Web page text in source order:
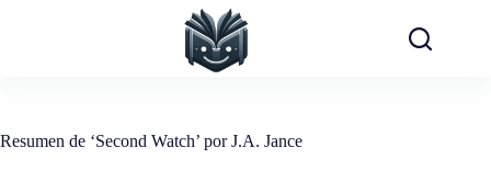
Resumen de ‘Second Watch’ por J.A. Jance